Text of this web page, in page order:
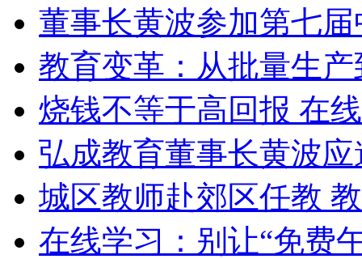
董事长黄波参加第七
教育变革：从批量生
烧钱不等于高回报 在
弘成教育董事长黄波
城区教师赴郊区任教
在线学习：别让“免费